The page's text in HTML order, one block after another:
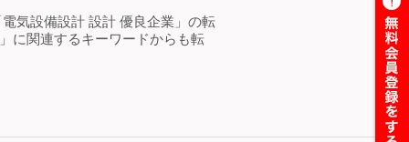
気設備設計 設計 優良企業」の転
に関連するキーワードからも転